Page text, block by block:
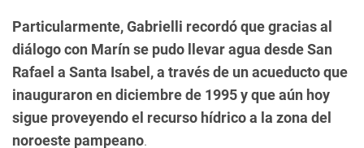
Particularmente, Gabrielli recordó que gracias al
diálogo con Marín se pudo llevar agua desde San
Rafael a Santa Isabel, a través de un acueducto que
inauguraron en diciembre de 1995 y que aún hoy
sigue proveyendo el recurso hídrico a la zona del
noroeste pampeano.